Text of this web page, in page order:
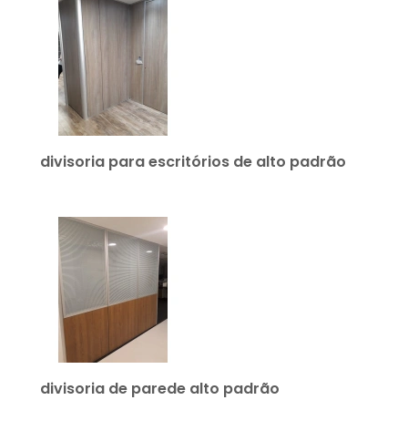
divisoria para escritórios de alto padrão
divisoria de parede alto padrão